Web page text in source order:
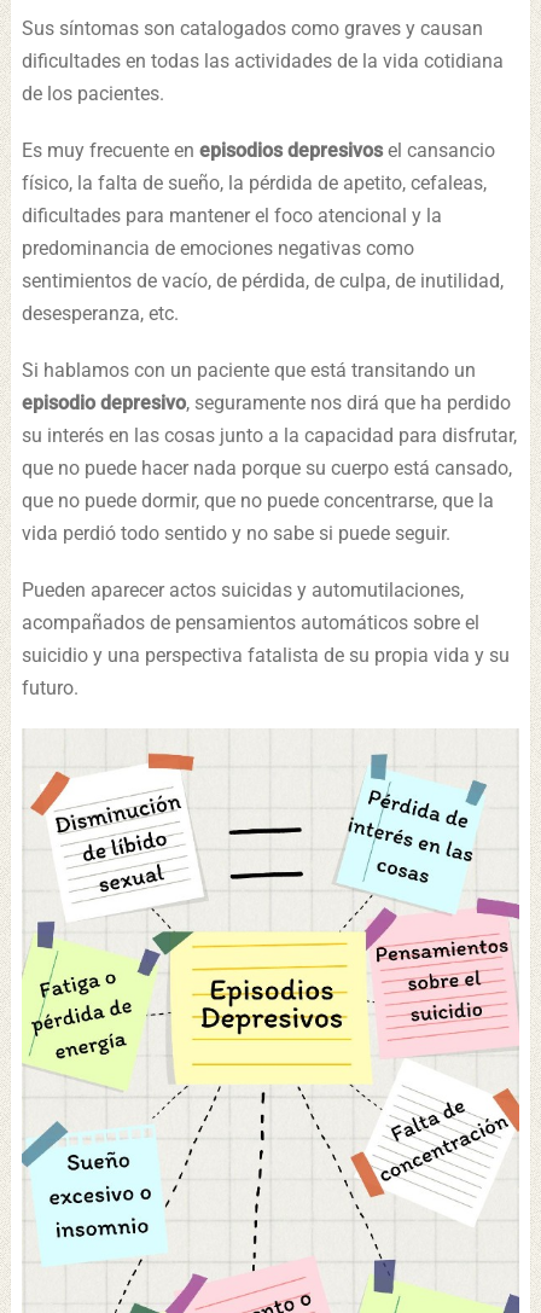
Sus síntomas son catalogados como graves y causan
dificultades en todas las actividades de la vida cotidiana
de los pacientes.
Es muy frecuente en episodios depresivosel cansancio
físico, la falta de sueño, la pérdida de apetito, cefaleas,
dificultades para mantener el foco atencional y la
predominancia de emociones negativas como
sentimientos de vacío, de pérdida, de culpa, de inutilidad,
desesperanza, etc.
Si hablamos con un paciente que está transitando un
episodio depresivo, seguramente nos dirá que ha perdido
su interés en las cosas junto a la capacidad para disfrutar,
que no puede hacer nada porque su cuerpo está cansado,
que no puede dormir, que no puede concentrarse, que la
vida perdió todo sentido y no sabe si puede seguir.
Pueden aparecer actos suicidas y automutilaciones,
acompañados de pensamientos automáticos sobre el
suicidio y una perspectiva fatalista de su propia vida y su
futuro.